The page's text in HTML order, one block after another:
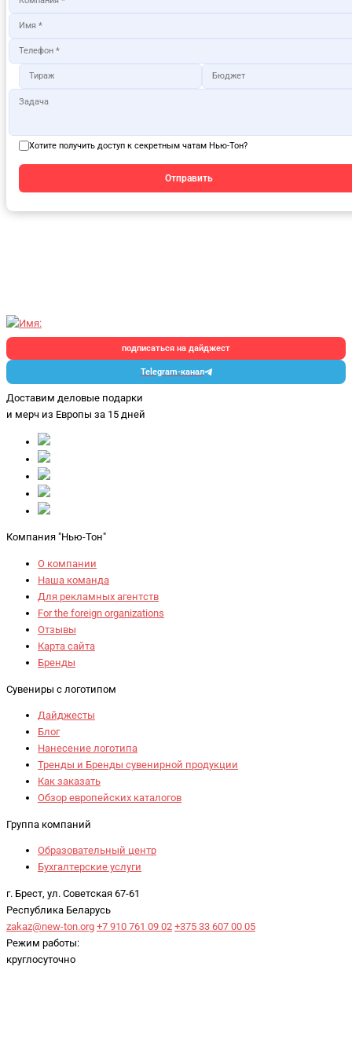
Хотите получить доступ к секретным чатам Нью-Тон?
Отправить
подписаться на дайджест
Telegram-канал
Доставим деловые подарки
и мерч из Европы за 15 дней
Компания "Нью-Тон"
О компании
Наша команда
Для рекламных агентств
For the foreign organizations
Отзывы
Карта сайта
Бренды
Сувениры с логотипом
Дайджесты
Блог
Нанесение логотипа
Тренды и Бренды сувенирной продукции
Как заказать
Обзор европейских каталогов
Группа компаний
Образовательный центр
Бухгалтерские услуги
г. Брест, ул. Советская 67-61
Республика Беларусь
zakaz@new-ton.org +7 910 761 09 02 +375 33 607 00 05
Режим работы:
круглосуточно